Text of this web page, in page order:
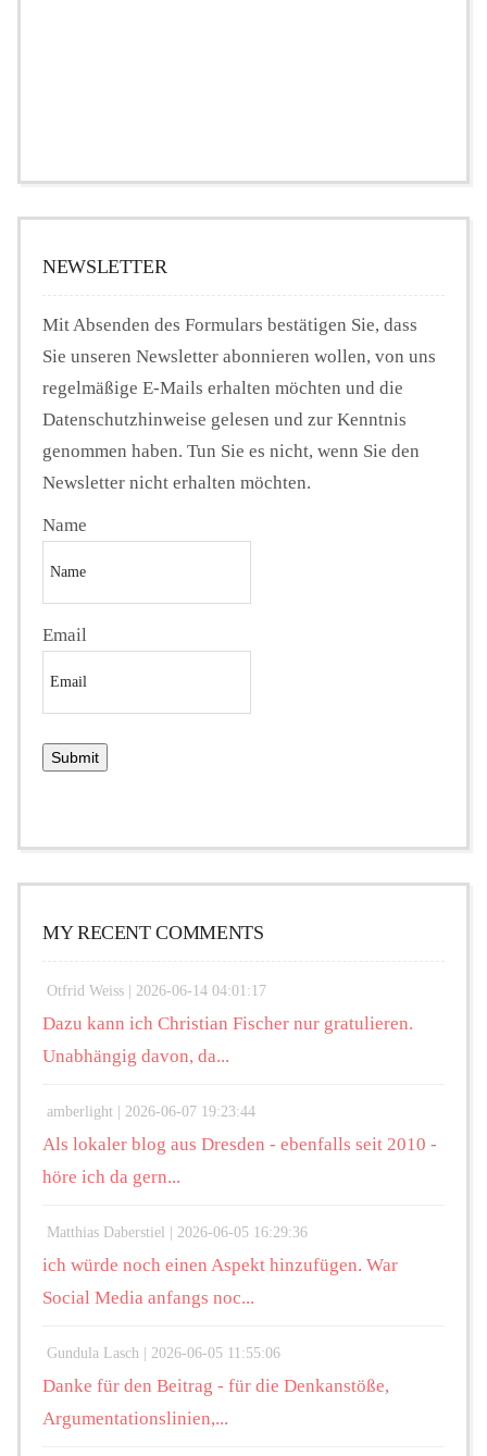
NEWSLETTER
Mit Absenden des Formulars bestätigen Sie, dass
Sie unseren Newsletter abonnieren wollen, von uns
regelmäßige E-Mails erhalten möchten und die
Datenschutzhinweise gelesen und zur Kenntnis
genommen haben. Tun Sie es nicht, wenn Sie den
Newsletter nicht erhalten möchten.
Name
Email
MY RECENT COMMENTS
Otfrid Weiss | 2026-06-14 04:01:17
Dazu kann ich Christian Fischer nur gratulieren.
Unabhängig davon, da...
amberlight | 2026-06-07 19:23:44
Als lokaler blog aus Dresden - ebenfalls seit 2010 -
höre ich da gern...
Matthias Daberstiel | 2026-06-05 16:29:36
ich würde noch einen Aspekt hinzufügen. War
Social Media anfangs noc...
Gundula Lasch | 2026-06-05 11:55:06
Danke für den Beitrag - für die Denkanstöße,
Argumentationslinien,...